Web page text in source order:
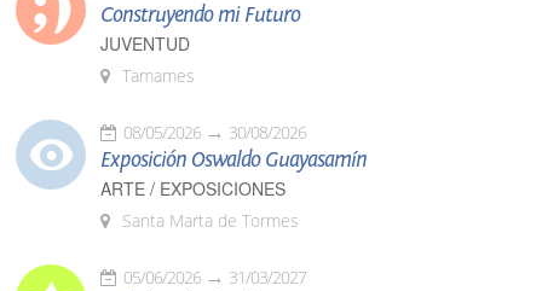
Construyendo mi Futuro
JUVENTUD
Tamames
08/05/2026 30/08/2026
Exposición Oswaldo Guayasamín
ARTE / EXPOSICIONES
Santa Marta de Tormes
05/06/2026 31/03/2027